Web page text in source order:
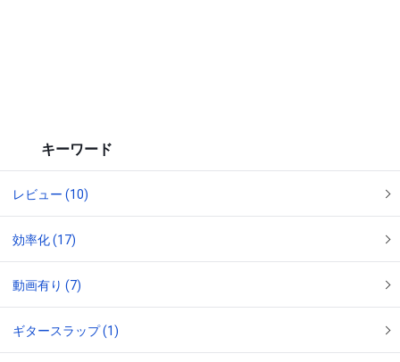
キーワード
レビュー (10)
効率化 (17)
動画有り (7)
ギタースラップ (1)